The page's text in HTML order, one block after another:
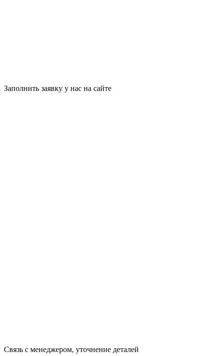
Заполнить заявку у нас на сайте
Связь с менеджером, уточнение деталей